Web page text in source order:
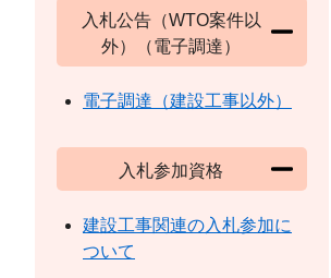
入札公告（WTO案件以
外）（電子調達）
電子調達（建設工事以外）
入札参加資格
建設工事関連の入札参加に
ついて